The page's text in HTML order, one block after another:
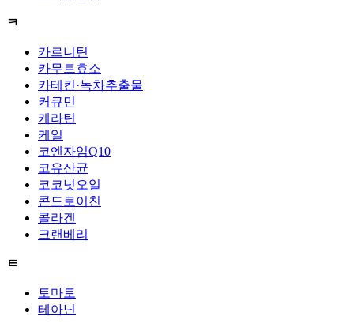
ㅋ
카르니틴
카무트효소
카테킨·녹차추출물
커큐민
케라틴
케일
코엔자임Q10
코유산균
코코넛오일
콘드로이친
콜라겐
크랜베리
ㅌ
토마토
테아닌